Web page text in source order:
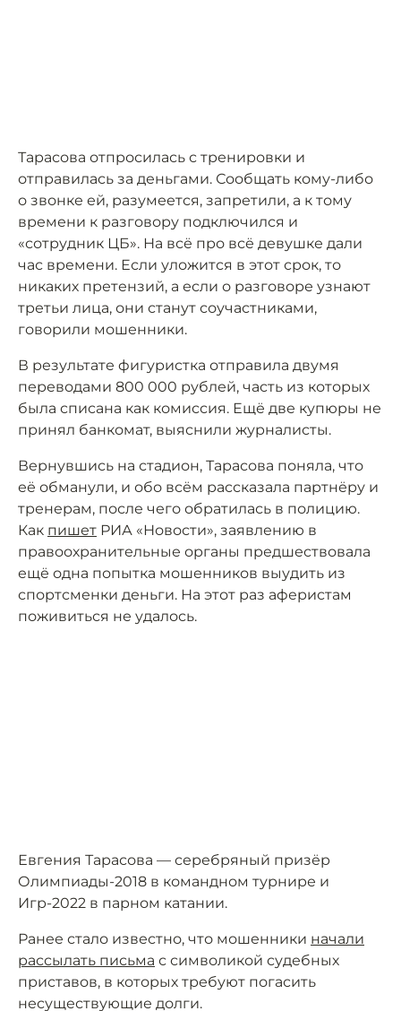
Тарасова отпросилась с тренировки и
отправилась за деньгами. Сообщать кому-либо
о звонке ей, разумеется, запретили, а к тому
времени к разговору подключился и
«сотрудник ЦБ». На всё про всё девушке дали
час времени. Если уложится в этот срок, то
никаких претензий, а если о разговоре узнают
третьи лица, они станут соучастниками,
говорили мошенники.
В результате фигуристка отправила двумя
переводами 800 000 рублей, часть из которых
была списана как комиссия. Ещё две купюры не
принял банкомат, выяснили журналисты.
Вернувшись на стадион, Тарасова поняла, что
её обманули, и обо всём рассказала партнёру и
тренерам, после чего обратилась в полицию.
Как пишет РИА «Новости», заявлению в
правоохранительные органы предшествовала
ещё одна попытка мошенников выудить из
спортсменки деньги. На этот раз аферистам
поживиться не удалось.
Евгения Тарасова — серебряный призёр
Олимпиады-2018 в командном турнире и
Игр-2022 в парном катании.
Ранее стало известно, что мошенники начали
рассылать письма с символикой судебных
приставов, в которых требуют погасить
несуществующие долги.